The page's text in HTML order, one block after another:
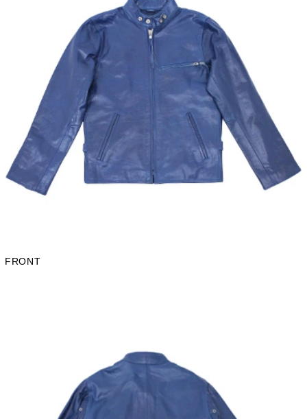
FRONT